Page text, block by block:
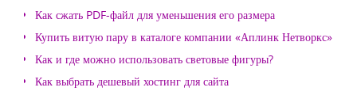
Как сжать PDF-файл для уменьшения его размера
Купить витую пару в каталоге компании «Аплинк Нетворкс»
Как и где можно использовать световые фигуры?
Как выбрать дешевый хостинг для сайта